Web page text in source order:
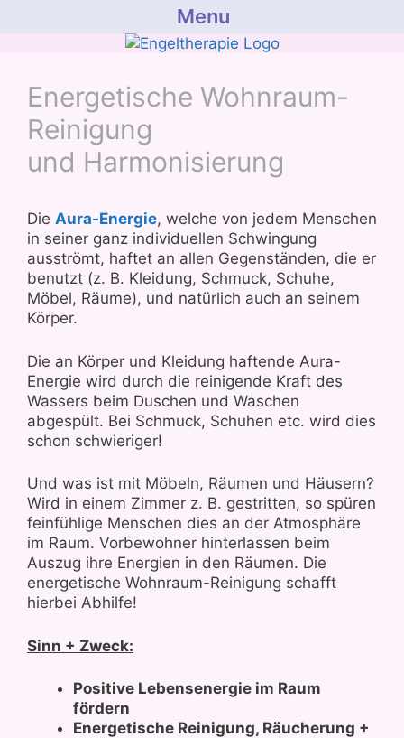
Menu
springenEnergetische Wohnraum-
Reinigung
und Harmonisierung
Die Aura-Energie, welche von jedem Menschen
in seiner ganz individuellen Schwingung
ausströmt, haftet an allen Gegenständen, die er
benutzt (z. B. Kleidung, Schmuck, Schuhe,
Möbel, Räume), und natürlich auch an seinem
Körper.
Die an Körper und Kleidung haftende Aura-
Energie wird durch die reinigende Kraft des
Wassers beim Duschen und Waschen
abgespült. Bei Schmuck, Schuhen etc. wird dies
schon schwieriger!
Und was ist mit Möbeln, Räumen und Häusern?
Wird in einem Zimmer z. B. gestritten, so spüren
feinfühlige Menschen dies an der Atmosphäre
im Raum. Vorbewohner hinterlassen beim
Auszug ihre Energien in den Räumen. Die
energetische Wohnraum-Reinigung schafft
hierbei Abhilfe!
Sinn + Zweck:
Positive Lebensenergie im Raum
fördern
Energetische Reinigung, Räucherung +